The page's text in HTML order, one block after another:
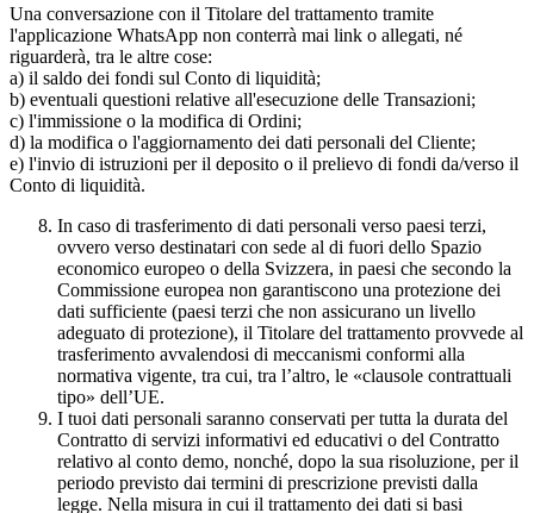
Una conversazione con il Titolare del trattamento tramite
l'applicazione WhatsApp non conterrà mai link o allegati, né
riguarderà, tra le altre cose:
a) il saldo dei fondi sul Conto di liquidità;
b) eventuali questioni relative all'esecuzione delle Transazioni;
c) l'immissione o la modifica di Ordini;
d) la modifica o l'aggiornamento dei dati personali del Cliente;
e) l'invio di istruzioni per il deposito o il prelievo di fondi da/verso il
Conto di liquidità.
In caso di trasferimento di dati personali verso paesi terzi,
ovvero verso destinatari con sede al di fuori dello Spazio
economico europeo o della Svizzera, in paesi che secondo la
Commissione europea non garantiscono una protezione dei
dati sufficiente (paesi terzi che non assicurano un livello
adeguato di protezione), il Titolare del trattamento provvede al
trasferimento avvalendosi di meccanismi conformi alla
normativa vigente, tra cui, tra l’altro, le «clausole contrattuali
tipo» dell’UE.
I tuoi dati personali saranno conservati per tutta la durata del
Contratto di servizi informativi ed educativi o del Contratto
relativo al conto demo, nonché, dopo la sua risoluzione, per il
periodo previsto dai termini di prescrizione previsti dalla
legge. Nella misura in cui il trattamento dei dati si basi